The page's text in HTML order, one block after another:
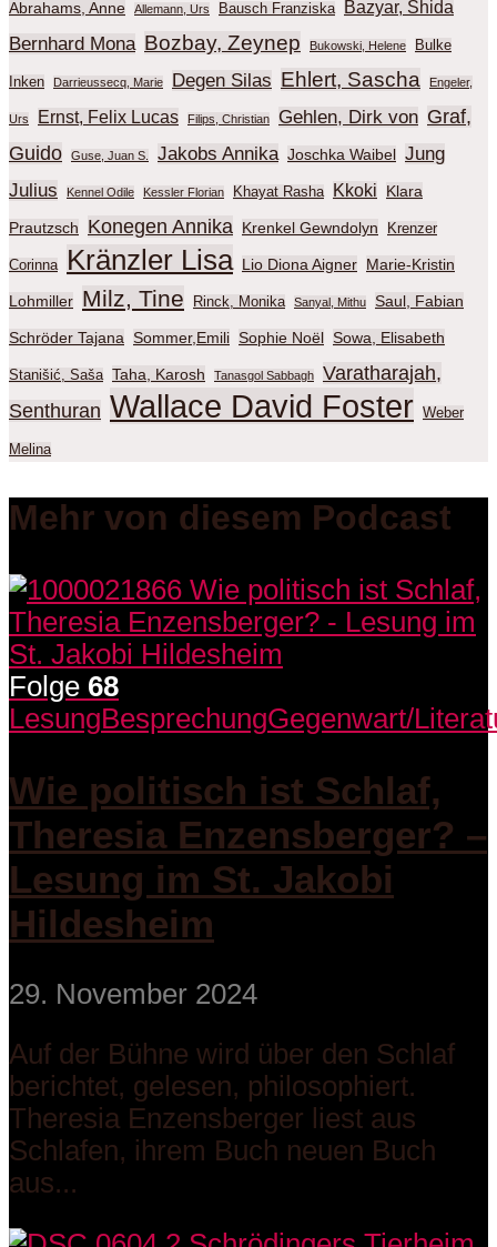
Abrahams, Anne Allemann, Urs Bausch Franziska Bazyar, Shida
Bernhard Mona Bozbay, Zeynep Bukowski, Helene Bulke
Inken Darrieussecq, Marie Degen Silas Ehlert, Sascha Engeler,
Urs Ernst, Felix Lucas Filips, Christian Gehlen, Dirk von Graf,
Guido
Guse, Juan S. Jakobs Annika Joschka Waibel Jung
Julius
Kennel Odile Kessler Florian Khayat Rasha Kkoki Klara
Prautzsch Konegen Annika Krenkel Gewndolyn Krenzer
Corinna Kränzler Lisa Lio Diona Aigner Marie-Kristin
Lohmiller Milz, Tine Rinck, Monika Sanyal, Mithu Saul, Fabian
Schröder Tajana Sommer,Emili Sophie Noël Sowa, Elisabeth
Stanišić, Saša Taha, Karosh Tanasgol Sabbagh
Varatharajah,
Senthuran Wallace David Foster Weber
Melina
Mehr von diesem Podcast
Folge 68
LesungBesprechungGegenwart/
Wie politisch ist Schlaf,
Theresia Enzensberger? –
Lesung im St. Jakobi
Hildesheim
29. November 2024
Auf der Bühne wird über den Schlaf
berichtet, gelesen, philosophiert.
Theresia Enzensberger liest aus
Schlafen, ihrem Buch neuen Buch
aus...